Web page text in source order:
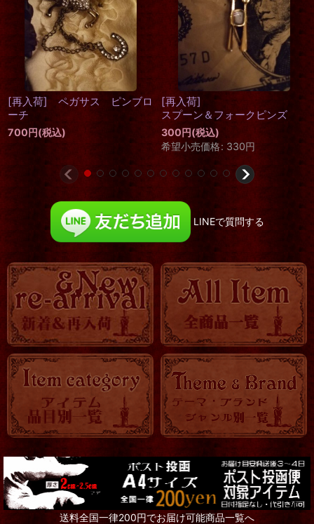
【再入荷】Victorian Card
GALLERY GRAPHICS
257円(税込)
再入荷 ミニ・メタリック
ラブorロブスター
518 円(税込)
LINEで質問する
送料全国一律200円でお届け可能商品一覧へ